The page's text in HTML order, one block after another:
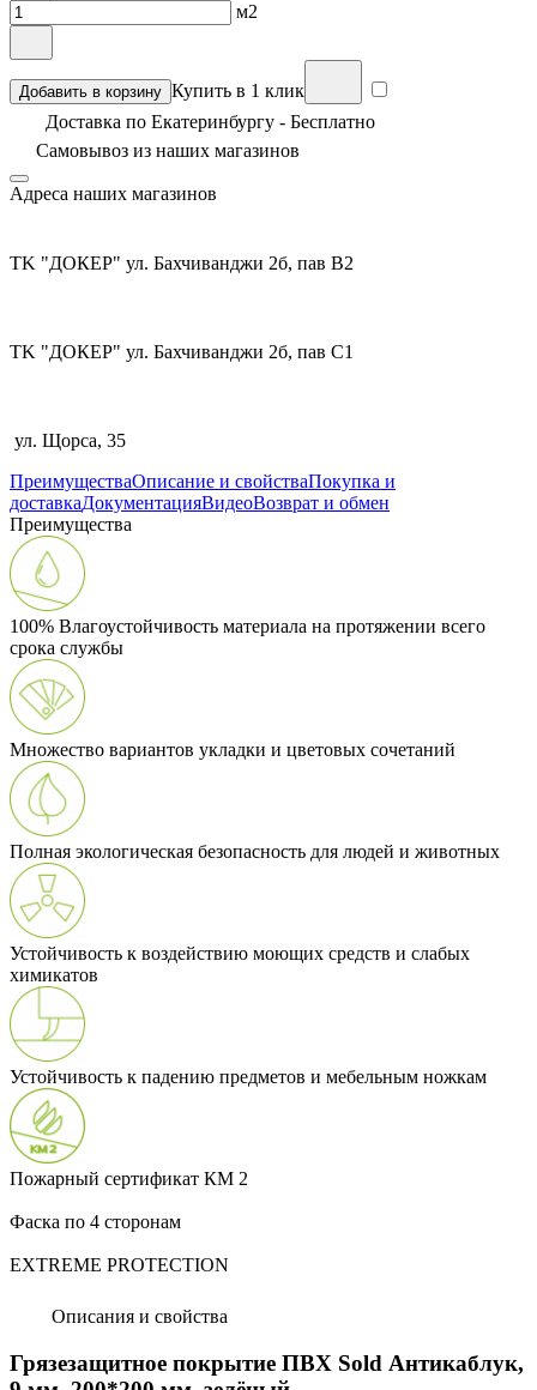
м2
Добавить в корзину Купить в 1 клик
Доставка по Екатеринбургу - Бесплатно
Самовывоз из наших магазинов
Адреса наших магазинов
TK "ДОКЕР" ул. Бахчиванджи 2б, пав В2
TK "ДОКЕР" ул. Бахчиванджи 2б, пав С1
ул. Щорса, 35
ПреимуществаОписание и свойстваПокупка и
доставкаДокументацияВидеоВозврат и обмен
Преимущества
100% Влагоустойчивость материала на протяжении всего
срока службы
Множество вариантов укладки и цветовых сочетаний
Полная экологическая безопасность для людей и животных
Устойчивость к воздействию моющих средств и слабых
химикатов
Устойчивость к падению предметов и мебельным ножкам
Пожарный сертификат КМ 2
Фаска по 4 сторонам
EXTREME PROTECTION
Описания и свойства
Грязезащитное покрытие ПВХ Sold Антикаблук,